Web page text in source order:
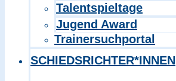
Talentspieltage
Jugend Award
Trainersuchportal
SCHIEDSRICHTER*INNEN